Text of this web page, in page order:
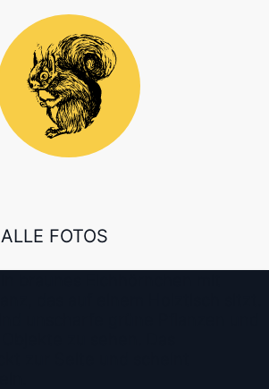
ALLE FOTOS